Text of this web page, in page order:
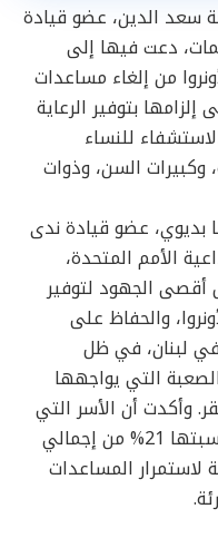
سعد الدين، عضو قيادة
دعت فيها إلى
من إلغاء مساعدات
بتوفير الرعاية
للنساء
وكبيرات السن، وذوات
بديوي، عضو قيادة ندى
الأمم المتحدة،
أقصى الجهود لتوفير
والحفاظ على
في لبنان، في ظل
التي يواجهها
وأكدت أن الأسر التي
تعيلها نساء وفتيات، والتي تبلغ نسبتها 21% من إجمالي
لاستمرار المساعدات